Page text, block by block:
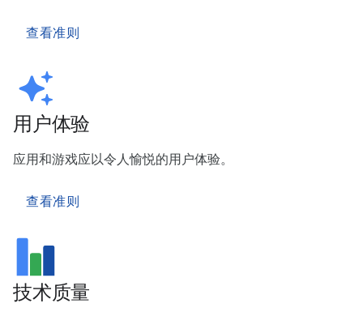
查看准则
用户体验
应用和游戏应以令人愉悦的用户体验。
查看准则
技术质量